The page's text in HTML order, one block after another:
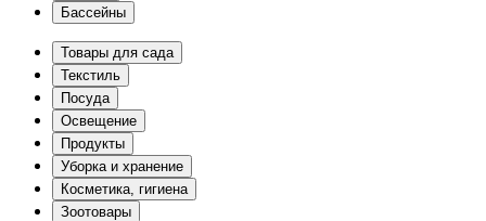
Бассейны
Товары для сада
Текстиль
Посуда
Освещение
Продукты
Уборка и хранение
Косметика, гигиена
Зоотовары